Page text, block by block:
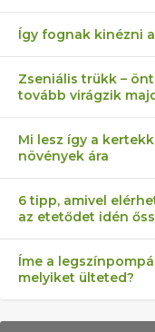
Így fognak kinézni
Zseniális trükk –
tovább virágzik
Mi lesz így a
növények ára
6 tipp, amivel
az etetődet idén
Íme a
melyiket ülteted?